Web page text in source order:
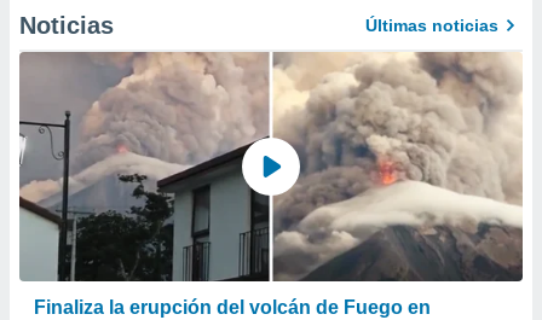
Noticias Últimas noticias
Finaliza la erupción del volcán de Fuego en